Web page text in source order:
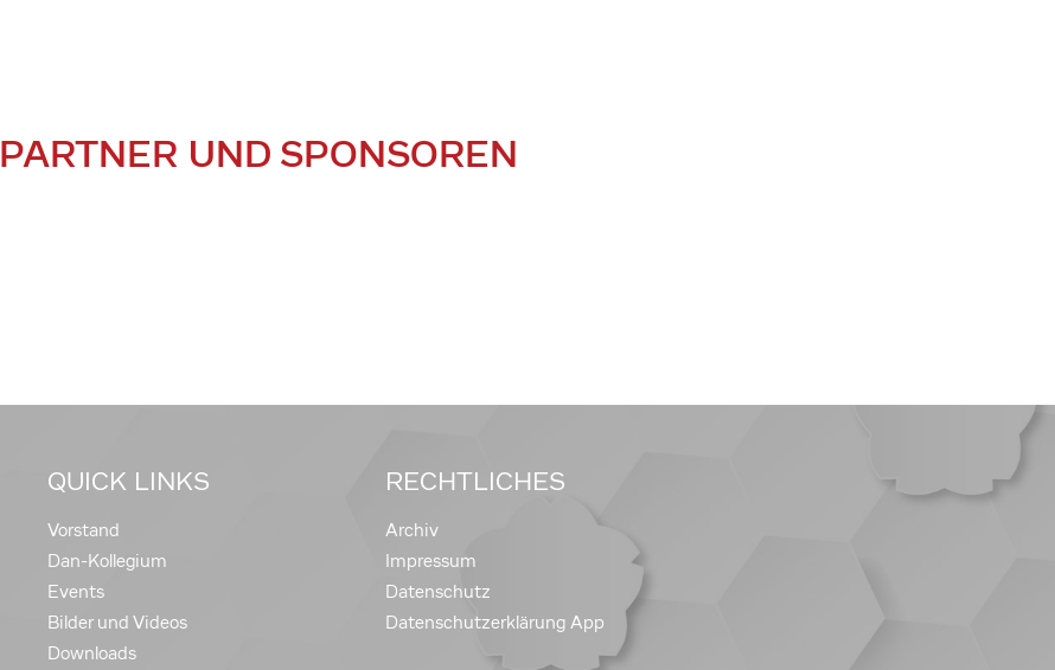
PARTNER UND SPONSOREN
QUICK LINKS
Vorstand
Dan-Kollegium
Events
Bilder und Videos
Downloads
RECHTLICHES
Archiv
Impressum
Datenschutz
Datenschutzerklärung App